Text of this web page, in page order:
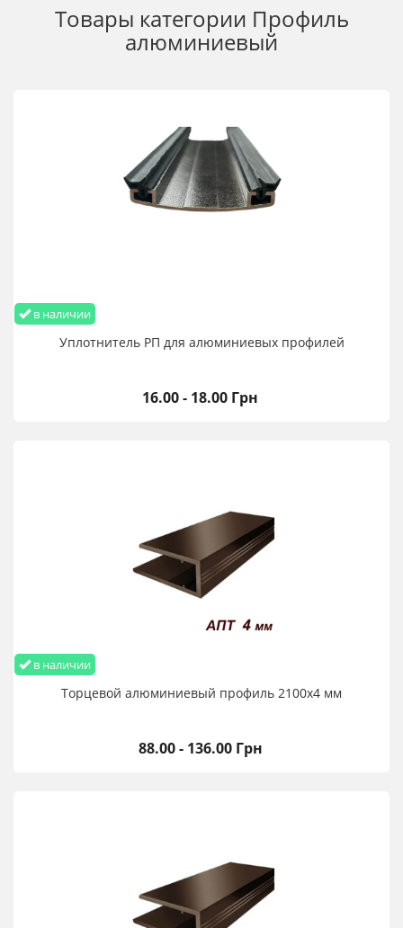
Товары категории Профиль
алюминиевый
в наличии
Уплотнитель РП для алюминиевых профилей
16.00 - 18.00 Грн
в наличии
Торцевой алюминиевый профиль 2100х4 мм
88.00 - 136.00 Грн